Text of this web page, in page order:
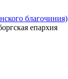
благочиния)
епархия